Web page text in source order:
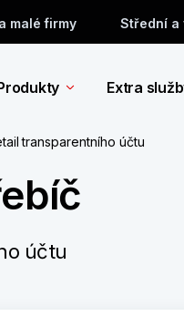
malé firmy Střední a
Extra
transparentního účtu
účtu